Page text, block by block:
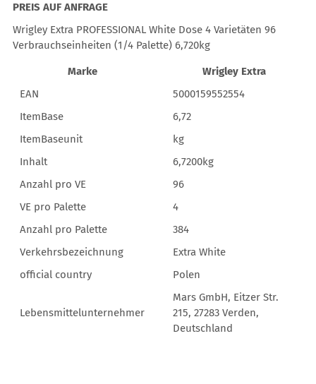
PREIS AUF ANFRAGE
Wrigley Extra PROFESSIONAL White Dose 4 Varietäten 96
Verbrauchseinheiten (1/4 Palette) 6,720kg
Marke
Wrigley Extra
EAN
5000159552554
ItemBase
6,72
ItemBaseunit
kg
Inhalt
6,7200kg
Anzahl pro VE
96
VE pro Palette
4
Anzahl pro Palette
384
Verkehrsbezeichnung
Extra White
official country
Polen
Lebensmittelunternehmer
Mars GmbH, Eitzer Str.
215, 27283 Verden,
Deutschland